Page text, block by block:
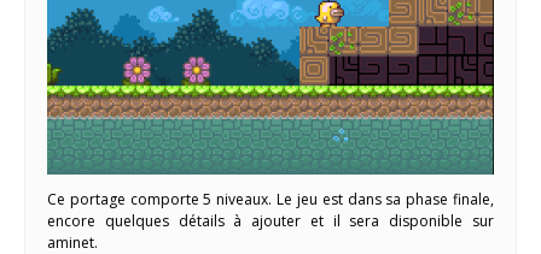
Ce portage comporte 5 niveaux. Le jeu est dans sa phase finale,
encore quelques détails à ajouter et il sera disponible sur
aminet.